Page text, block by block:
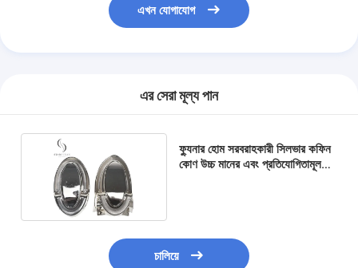
এখন যোগাযোগ
এর সেরা মূল্য পান
ফ্যুনার হোম সরবরাহকারী সিলভার কফিন
কোণ উচ্চ মানের এবং প্রতিযোগিতামূলক
চালিয়ে